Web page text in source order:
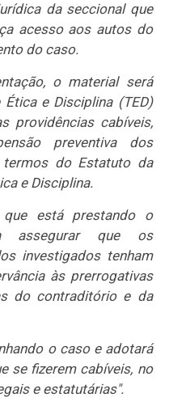
da seccional que
acesso aos autos do
do caso.
o material será
e Disciplina (TED)
providências cabíveis,
preventiva dos
termos do Estatuto da
e Disciplina.
que está prestando o
assegurar que os
investigados tenham
às prerrogativas
do contraditório e da
o caso e adotará
se fizerem cabíveis, no
e estatutárias".